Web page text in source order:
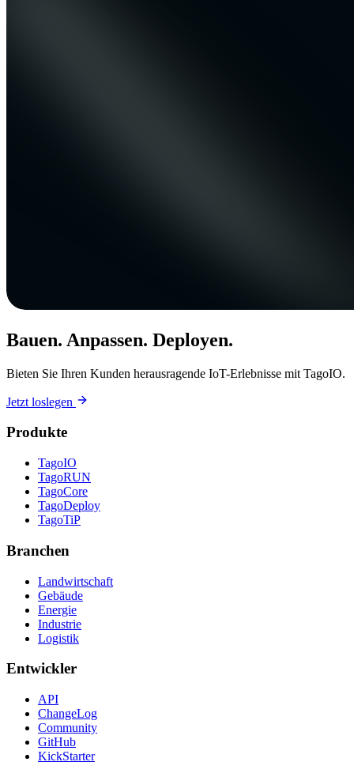
Bauen. Anpassen. Deployen.
Bieten Sie Ihren Kunden herausragende IoT-Erlebnisse mit TagoIO.
Jetzt loslegen
Produkte
TagoIO
TagoRUN
TagoCore
TagoDeploy
TagoTiP
Branchen
Landwirtschaft
Gebäude
Energie
Industrie
Logistik
Entwickler
API
ChangeLog
Community
GitHub
KickStarter